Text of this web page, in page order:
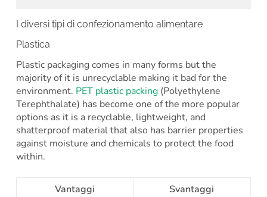
I diversi tipi di confezionamento alimentare
Plastica
Plastic packaging comes in many forms but the
majority of it is unrecyclable making it bad for the
environment. PET plastic packing(Polyethylene
Terephthalate) has become one of the more popular
options as it is a recyclable, lightweight, and
shatterproof material that also has barrier properties
against moisture and chemicals to protect the food
within.
Vantaggi Svantaggi